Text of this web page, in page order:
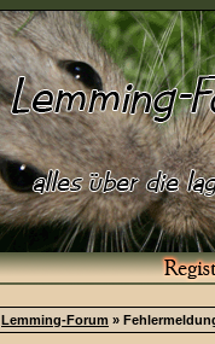
Lemming-Forum »